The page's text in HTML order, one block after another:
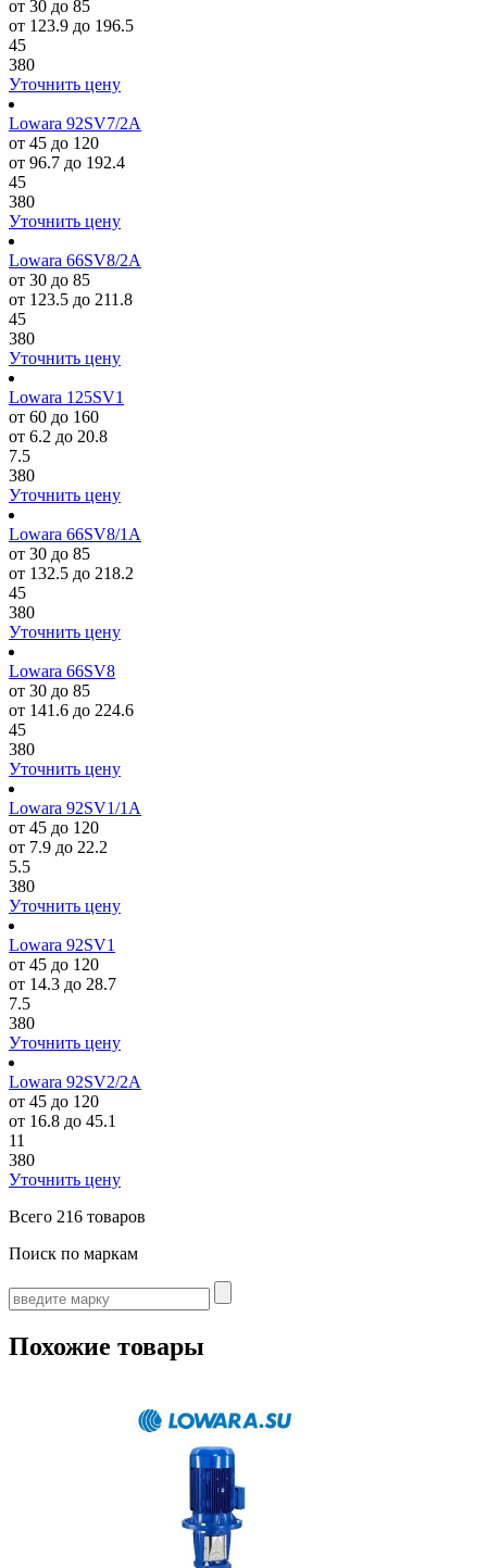
от 30 до 85
от 123.9 до 196.5
45
380
Уточнить цену
Lowara 92SV7/2A
от 45 до 120
от 96.7 до 192.4
45
380
Уточнить цену
Lowara 66SV8/2A
от 30 до 85
от 123.5 до 211.8
45
380
Уточнить цену
Lowara 125SV1
от 60 до 160
от 6.2 до 20.8
7.5
380
Уточнить цену
Lowara 66SV8/1A
от 30 до 85
от 132.5 до 218.2
45
380
Уточнить цену
Lowara 66SV8
от 30 до 85
от 141.6 до 224.6
45
380
Уточнить цену
Lowara 92SV1/1A
от 45 до 120
от 7.9 до 22.2
5.5
380
Уточнить цену
Lowara 92SV1
от 45 до 120
от 14.3 до 28.7
7.5
380
Уточнить цену
Lowara 92SV2/2A
от 45 до 120
от 16.8 до 45.1
11
380
Уточнить цену
Всего 216 товаров
Поиск по маркам
Похожие товары